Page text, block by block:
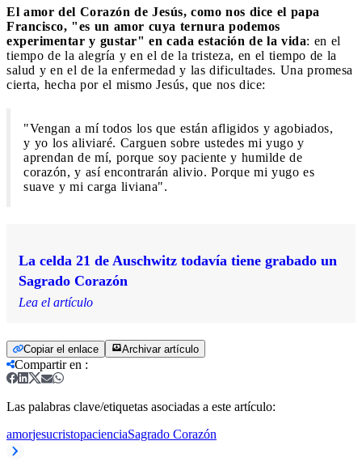
El amor del Corazón de Jesús, como nos dice el papa
Francisco, "es un amor cuya ternura podemos
experimentar y gustar" en cada estación de la vida: en el
tiempo de la alegría y en el de la tristeza, en el tiempo de la
salud y en el de la enfermedad y las dificultades. Una promesa
cierta, hecha por el mismo Jesús, que nos dice:
"Vengan a mí todos los que están afligidos y agobiados,
y yo los aliviaré. Carguen sobre ustedes mi yugo y
aprendan de mí, porque soy paciente y humilde de
corazón, y así encontrarán alivio. Porque mi yugo es
suave y mi carga liviana".
La celda 21 de Auschwitz todavía tiene grabado un
Sagrado Corazón
Lea el artículo
Copiar el enlace Archivar artículo
Compartir en :
Las palabras clave/etiquetas asociadas a este artículo:
amorjesucristopacienciaSagrado Corazón